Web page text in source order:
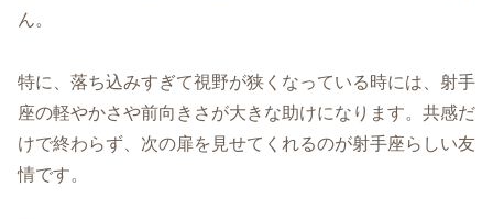
ん。
特に、落ち込みすぎて視野が狭くなっている時には、射手
座の軽やかさや前向きさが大きな助けになります。共感だ
けで終わらず、次の扉を見せてくれるのが射手座らしい友
情です。